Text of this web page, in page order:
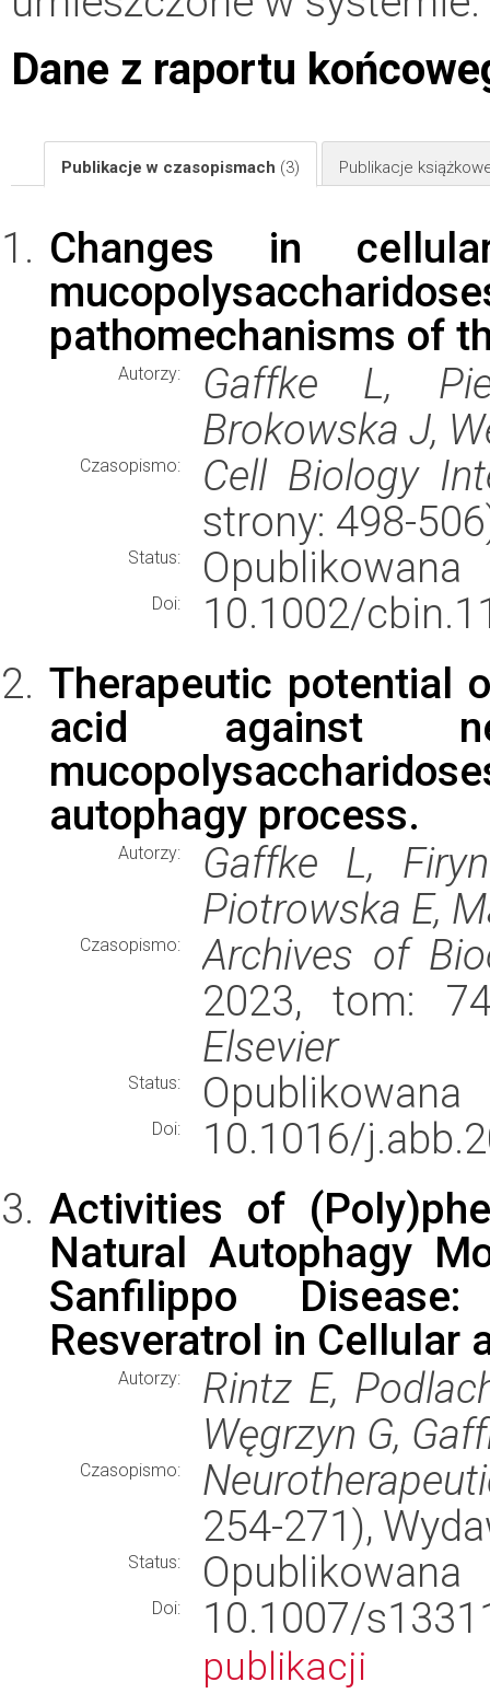
Dane z raportu
Publikacje w czasopismach (3) Publikacje
Changes in
pathomechanisms of
Autorzy:
Gaffke L,
Brokowska J,
Czasopismo:
Cell Biology
strony: 498-
Status: Opublikowana
Doi:
10.1002/
Therapeutic potential
acid against
autophagy process.
Autorzy:
Gaffke L,
Piotrowska E,
Czasopismo:
Archives of
2023, tom:
Elsevier
Status: Opublikowana
Doi:
10.1016/
Activities of
Natural Autophagy
Sanfilippo
Resveratrol in Cellular
Autorzy:
Rintz E,
Węgrzyn G,
Czasopismo:
254-271),
Status: Opublikowana
Doi: 10.1007/
publikacji